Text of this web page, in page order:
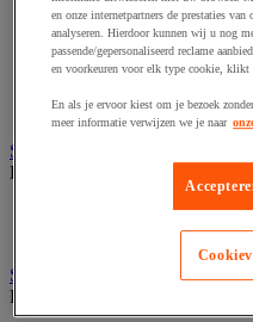
Hiken en kamperen
Klimsport
Ochtendgymnastiek
Precisiesport
Sportbenodigdheden voor buiten
Bekijk de hele productgroep
Balstopnet en accessoires
Markering van
Sportkleding en accessoires
Bekijk de hele productgroep
en onze internetpartners de prestaties
analyseren. Hierdoor kunnen wij u nog
passende/gepersonaliseerd reclame
en voorkeuren voor elk type cookie, klikt
En als je ervoor kiest om je bezoek
meer informatie verwijzen we je naar